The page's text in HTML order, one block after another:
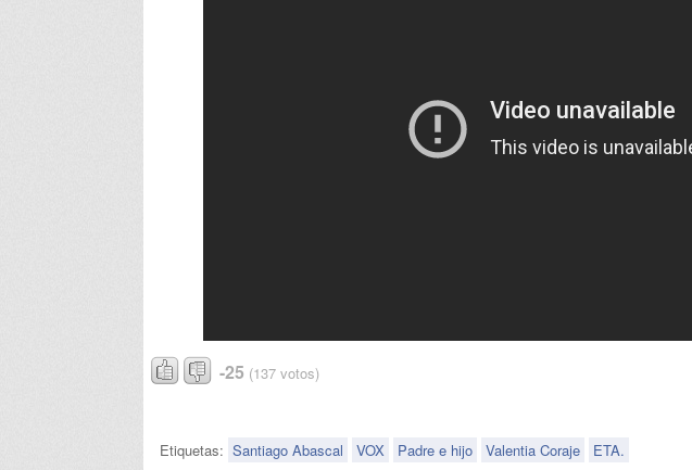
-25 (137 votos)
Etiquetas: Santiago Abascal VOX Padre e hijo Valentia Coraje ETA.